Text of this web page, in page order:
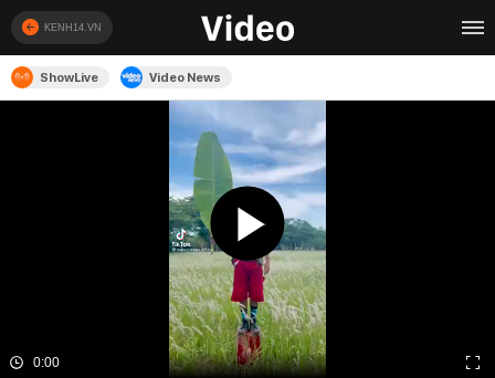
KENH14.VN
ShowLive Video News
0:00